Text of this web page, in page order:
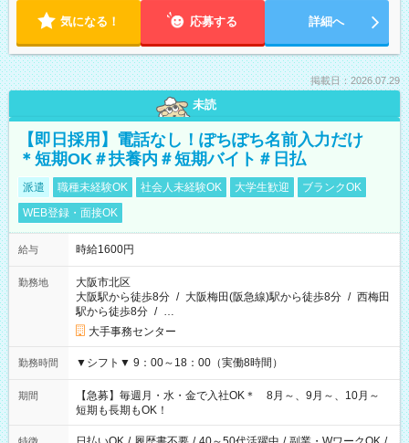
気になる！ 応募する 詳細へ
掲載日：2026.07.29
未読
【即日採用】電話なし！ぽちぽち名前入力だけ
＊短期OK＃扶養内＃短期バイト＃日払
派遣 職種未経験OK 社会人未経験OK 大学生歓迎
ブランクOK
WEB登録・面接OK
給与 時給1600円
勤務地
大阪市北区
大阪駅から徒歩8分 / 大阪梅田(阪急線)駅から徒歩8分 / 西梅田
駅から徒歩8分 / …
大手事務センター
勤務時間 ▼シフト▼ 9：00～18：00（実働8時間）
期間
【急募】毎週月・水・金で入社OK＊ 8月～、9月～、10月～
短期も長期もOK！